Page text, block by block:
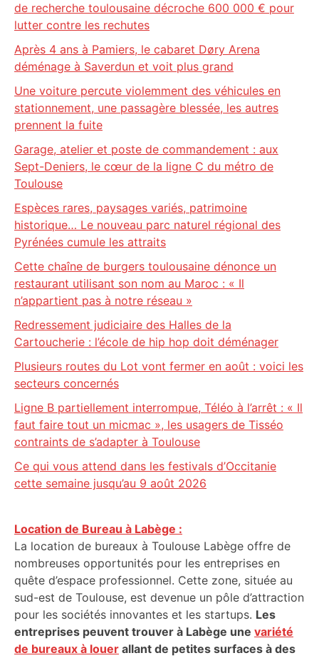
de recherche toulousaine décroche 600 000 € pour
lutter contre les rechutes
Après 4 ans à Pamiers, le cabaret Døry Arena
déménage à Saverdun et voit plus grand
Une voiture percute violemment des véhicules en
stationnement, une passagère blessée, les autres
prennent la fuite
Garage, atelier et poste de commandement : aux
Sept-Deniers, le cœur de la ligne C du métro de
Toulouse
Espèces rares, paysages variés, patrimoine
historique… Le nouveau parc naturel régional des
Pyrénées cumule les attraits
Cette chaîne de burgers toulousaine dénonce un
restaurant utilisant son nom au Maroc : « Il
n’appartient pas à notre réseau »
Redressement judiciaire des Halles de la
Cartoucherie : l’école de hip hop doit déménager
Plusieurs routes du Lot vont fermer en août : voici les
secteurs concernés
Ligne B partiellement interrompue, Téléo à l’arrêt : « Il
faut faire tout un micmac », les usagers de Tisséo
contraints de s’adapter à Toulouse
Ce qui vous attend dans les festivals d’Occitanie
cette semaine jusqu’au 9 août 2026
Location de Bureau à Labège :
La location de bureaux à Toulouse Labège offre de
nombreuses opportunités pour les entreprises en
quête d’espace professionnel. Cette zone, située au
sud-est de Toulouse, est devenue un pôle d’attraction
pour les sociétés innovantes et les startups. Les
entreprises peuvent trouver à Labège une variété
de bureaux à louer allant de petites surfaces à des